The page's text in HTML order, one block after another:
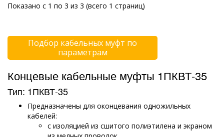
Показано с 1 по 3 из 3 (всего 1 страниц)
Подбор кабельных муфт по
параметрам
Концевые кабельные муфты 1ПКВТ-35
Тип: 1ПКВТ-35
Предназначены для оконцевания одножильных
кабелей:
с изоляцией из сшитого полиэтилена и экраном